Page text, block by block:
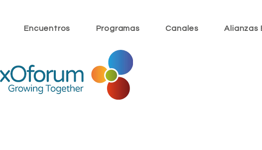
Encuentros Programas Canales Alianzas